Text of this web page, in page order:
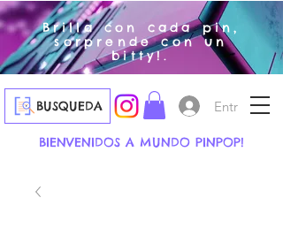
Brilla con cada pin,
sorprende con un
bitty!.
BUSQUEDA
BIENVENIDOS A MUNDO PINPOP!
Entrar